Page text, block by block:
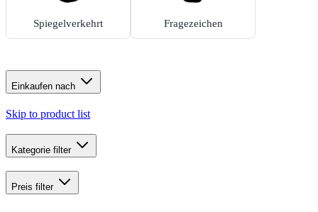
Spiegelverkehrt Fragezeichen
Einkaufen nach
Skip to product list
Kategorie filter
Preis filter